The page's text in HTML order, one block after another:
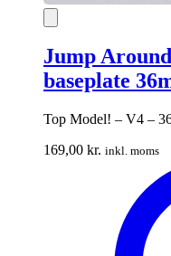
Jump
baseplate
Top Model! – V4 –
169,00 kr. inkl. moms